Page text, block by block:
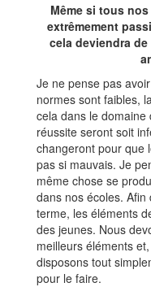
Même si tous
extrêmement
cela deviendra
Je ne pense pas
normes sont faibles,
cela dans le domaine
réussite seront soit
changeront pour que
pas si mauvais. Je
même chose se
dans nos écoles.
terme, les éléments
des jeunes. Nous
meilleurs éléments
disposons tout
pour le faire.